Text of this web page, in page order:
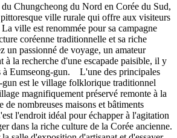
Chungcheong du Nord en Corée du Sud,
ville rurale qui offre aux visiteurs
ville est renommée pour sa campagne
coréenne traditionnelle et sa riche
un passionné de voyage, un amateur
à la recherche d'une escapade paisible, il y
à Eumseong-gun. L'une des principales
gun est le village folklorique traditionnel
magnifiquement préservé remonte à la
de nombreuses maisons et bâtiments
l'endroit idéal pour échapper à l'agitation
dans la riche culture de la Corée ancienne.